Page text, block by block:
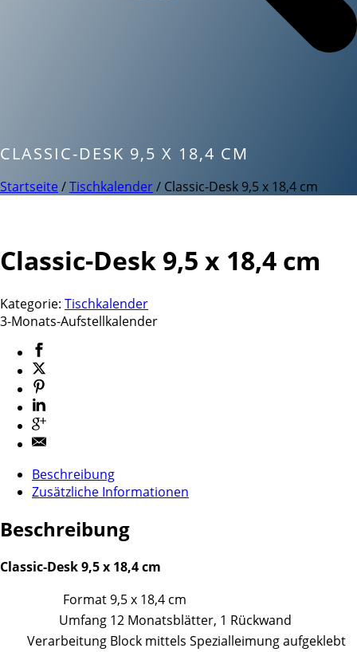
CLASSIC-DESK 9,5 X 18,4 CM
Startseite /Tischkalender/ Classic-Desk 9,5 x 18,4 cm
Classic-Desk 9,5 x 18,4 cm
Kategorie: Tischkalender
3-Monats-Aufstellkalender
Beschreibung
Zusätzliche Informationen
Beschreibung
Classic-Desk 9,5 x 18,4 cm
Format9,5 x 18,4 cm
Umfang 12 Monatsblätter, 1 Rückwand
Verarbeitung Block mittels Spezialleimung aufgeklebt